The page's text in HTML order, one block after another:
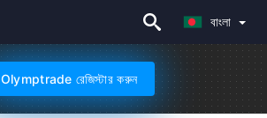
বাংলা
Olymptrade রেজিস্টার করুন